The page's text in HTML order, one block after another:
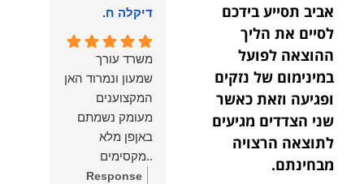
אביב תסייע בידכם
לסיים את הליך
ההוצאה לפועל
במינימום של נזקים
ופגיעה וזאת כאשר
שני הצדדים מגיעים
לתוצאה הרצויה
מבחינתם.
דיקלה ח.
משרד עורך
שמעון ונמרוד האן
המקצוענים
מעומק נשמתם
באןפן מלא
..מקסימים
ונעימים אוזן
Response